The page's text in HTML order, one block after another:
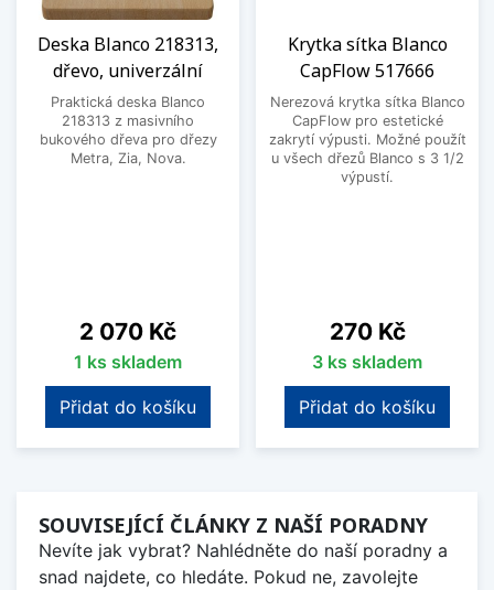
Deska Blanco 218313,
dřevo, univerzální
Praktická deska Blanco
218313 z masivního
bukového dřeva pro dřezy
Metra, Zia, Nova.
Cena
2 070 Kč
1 ks skladem
Přidat do košíku
Krytka sítka Blanco
CapFlow 517666
Nerezová krytka sítka Blanco
CapFlow pro estetické
zakrytí výpusti. Možné použít
u všech dřezů Blanco s 3 1/2
výpustí.
Cena
270 Kč
3 ks skladem
Přidat do košíku
SOUVISEJÍCÍ ČLÁNKY Z NAŠÍ PORADNY
Nevíte jak vybrat? Nahlédněte do naší poradny a
snad najdete, co hledáte. Pokud ne, zavolejte